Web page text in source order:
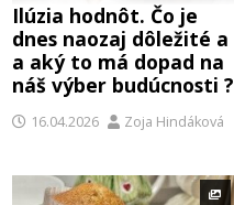
Ilúzia hodnôt. Čo je
dnes naozaj dôležité a
a aký to má dopad na
náš výber budúcnosti ?
16.04.2026 Zoja Hindáková